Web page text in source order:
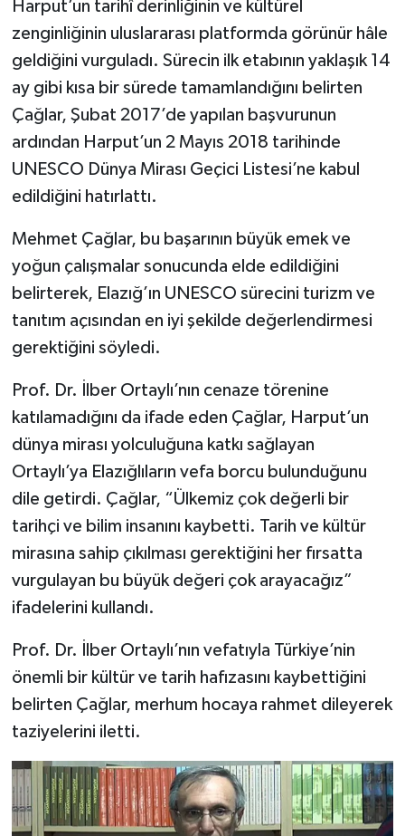
Harput’un tarihî derinliğinin ve kültürel
zenginliğinin uluslararası platformda görünür hâle
geldiğini vurguladı. Sürecin ilk etabının yaklaşık 14
ay gibi kısa bir sürede tamamlandığını belirten
Çağlar, Şubat 2017’de yapılan başvurunun
ardından Harput’un 2 Mayıs 2018 tarihinde
UNESCO Dünya Mirası Geçici Listesi’ne kabul
edildiğini hatırlattı.
Mehmet Çağlar, bu başarının büyük emek ve
yoğun çalışmalar sonucunda elde edildiğini
belirterek, Elazığ’ın UNESCO sürecini turizm ve
tanıtım açısından en iyi şekilde değerlendirmesi
gerektiğini söyledi.
Prof. Dr. İlber Ortaylı’nın cenaze törenine
katılamadığını da ifade eden Çağlar, Harput’un
dünya mirası yolculuğuna katkı sağlayan
Ortaylı’ya Elazığlıların vefa borcu bulunduğunu
dile getirdi. Çağlar, “Ülkemiz çok değerli bir
tarihçi ve bilim insanını kaybetti. Tarih ve kültür
mirasına sahip çıkılması gerektiğini her fırsatta
vurgulayan bu büyük değeri çok arayacağız”
ifadelerini kullandı.
Prof. Dr. İlber Ortaylı’nın vefatıyla Türkiye’nin
önemli bir kültür ve tarih hafızasını kaybettiğini
belirten Çağlar, merhum hocaya rahmet dileyerek
taziyelerini iletti.